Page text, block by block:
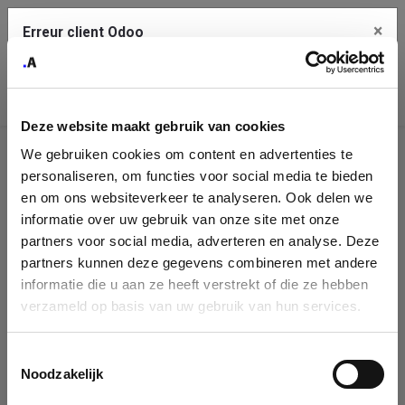
Deze website maakt gebruik van cookies
We gebruiken cookies om content en advertenties te
personaliseren, om functies voor social media te bieden
en om ons websiteverkeer te analyseren. Ook delen we
informatie over uw gebruik van onze site met onze
partners voor social media, adverteren en analyse. Deze
partners kunnen deze gegevens combineren met andere
informatie die u aan ze heeft verstrekt of die ze hebben
verzameld op basis van uw gebruik van hun services.
Noodzakelijk
Identification
de
l'entreprise
Please fill in your company details
form. If you don't find your company in our database, you can create
a new company record with the button below.
Erreur client Odoo ×
Une erreur s'est produite
Utilisez le bouton Copier pour reporter cette erreur à votre
service de support.
Voir les détails
Ok